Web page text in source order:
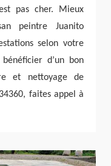
pas cher. Mieux
peintre Juanito
selon votre
d’un bon
et nettoyage de
faites appel à